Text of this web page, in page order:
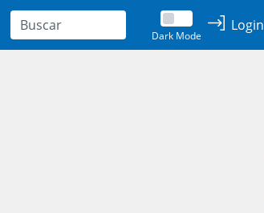
Dark Mode
Login